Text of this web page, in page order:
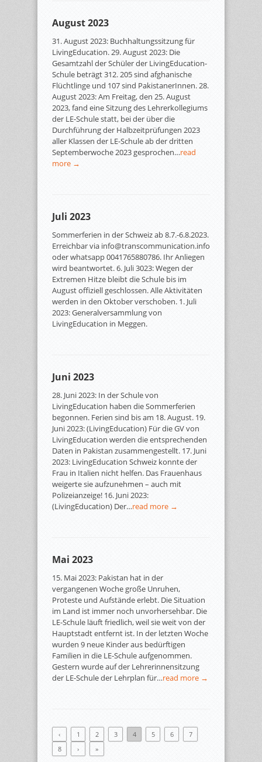
August 2023
31. August 2023: Buchhaltungssitzung für
LivingEducation. 29. August 2023: Die
Gesamtzahl der Schüler der LivingEducation-
Schule beträgt 312. 205 sind afghanische
Flüchtlinge und 107 sind PakistanerInnen. 28.
August 2023: Am Freitag, den 25. August
2023, fand eine Sitzung des Lehrerkollegiums
der LE-Schule statt, bei der über die
Durchführung der Halbzeitprüfungen 2023
aller Klassen der LE-Schule ab der dritten
Septemberwoche 2023 gesprochen…read
more →
Juli 2023
Sommerferien in der Schweiz ab 8.7.-6.8.2023.
Erreichbar via info@transcommunication.info
oder whatsapp 0041765880786. Ihr Anliegen
wird beantwortet. 6. Juli 3023: Wegen der
Extremen Hitze bleibt die Schule bis im
August offiziell geschlossen. Alle Aktivitäten
werden in den Oktober verschoben. 1. Juli
2023: Generalversammlung von
LivingEducation in Meggen.
Juni 2023
28. Juni 2023: In der Schule von
LivingEducation haben die Sommerferien
begonnen. Ferien sind bis am 18. August. 19.
Juni 2023: (LivingEducation) Für die GV von
LivingEducation werden die entsprechenden
Daten in Pakistan zusammengestellt. 17. Juni
2023: LivingEducation Schweiz konnte der
Frau in Italien nicht helfen. Das Frauenhaus
weigerte sie aufzunehmen – auch mit
Polizeianzeige! 16. Juni 2023:
(LivingEducation) Der…read more →
Mai 2023
15. Mai 2023: Pakistan hat in der
vergangenen Woche große Unruhen,
Proteste und Aufstände erlebt. Die Situation
im Land ist immer noch unvorhersehbar. Die
LE-Schule läuft friedlich, weil sie weit von der
Hauptstadt entfernt ist. In der letzten Woche
wurden 9 neue Kinder aus bedürftigen
Familien in die LE-Schule aufgenommen.
Gestern wurde auf der Lehrerinnensitzung
der LE-Schule der Lehrplan für…read more →
‹ 1 2 3 4 5 6
7
8
› »